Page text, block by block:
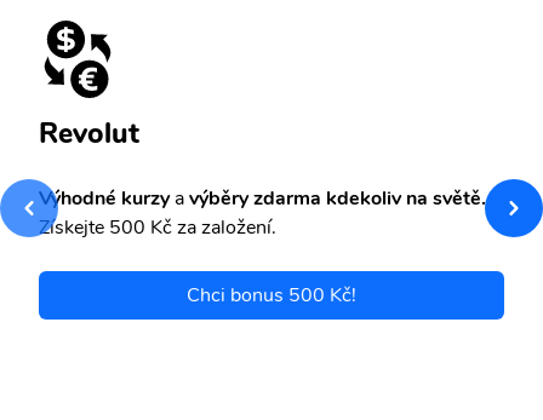
Revolut
Výhodné kurzyavýběry zdarma kdekoliv na světě.
Získejte 500 Kč za založení.
Chci bonus 500 Kč!